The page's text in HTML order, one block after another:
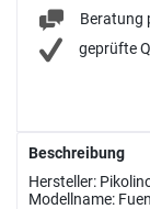
Beratung
geprüfte
Beschreibung
Hersteller:
Modellname: